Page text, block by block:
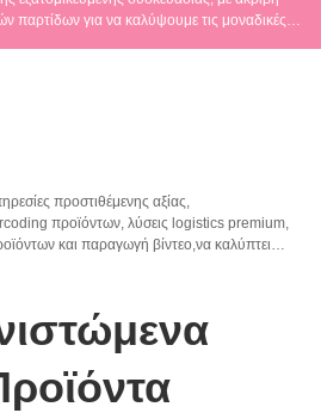
παρτίδων για να καλύψουμε τις μοναδικές
προστιθέμενης αξίας,
προϊόντων, λύσεις logistics premium,
και παραγωγή βίντεο,να καλύπτει